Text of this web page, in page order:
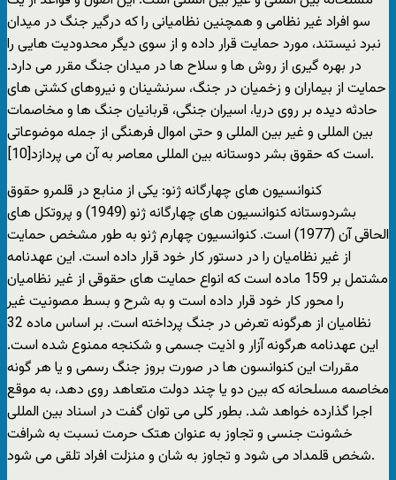
سو افراد غیر نظامی و همچنین نظامیانی را که درگیر جنگ در میدان
نبرد نیستند، مورد حمایت قرار داده و از سوی دیگر محدودیت هایی را
در بهره گیری از روش ها و سلاح ها در میدان جنگ مقرر می دارد.
حمایت از بیماران و زخمیان در جنگ، سرنشینان و نیروهای کشتی های
حادثه دیده بر روی دریا، اسیران جنگی، قربانیان جنگ ها و مخاصمات
بین المللی و غیر بین المللی و حتی اموال فرهنگی از جمله موضوعاتی
است که حقوق بشر دوستانه بین المللی معاصر به آن می پردازد[10].
کنوانسیون های چهارگانه ژنو: یکی از منابع در قلمرو حقوق
بشردوستانه کنوانسیون های چهارگانه ژنو (1949) و پروتکل های
الحاقی آن (1977) است. کنوانسیون چهارم ژنو به طور مشخص حمایت
از غیر نظامیان را در دستور کار خود قرار داده است. این عهدنامه
مشتمل بر 159 ماده است که انواع حمایت های حقوقی از غیر نظامیان
را محور کار خود قرار داده است و به شرح و بسط مصونیت غیر
نظامیان از هرگونه تعرض در جنگ پرداخته است. بر اساس ماده 32
این عهدنامه هرگونه آزار و اذیت جسمی و شکنجه ممنوع شده است.
مقررات این کنوانسون ها در صورت بروز جنگ رسمی و یا هر گونه
مخاصمه مسلحانه که بین دو یا چند دولت متعاهد روی دهد، به موقع
اجرا گذارده خواهد شد. بطور کلی می توان گفت در اسناد بین المللی
خشونت جنسی و تجاوز به عنوان هتک حرمت نسبت به شرافت
شخص قلمداد می شود و تجاوز به شان و منزلت افراد تلقی می شود.